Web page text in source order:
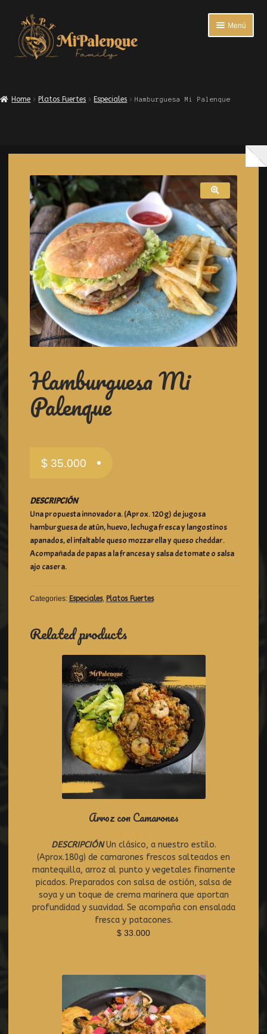
Menú
ACOMPAÑANTES
ENCUESTA DE SATISFACCIÓN
Home Platos Fuertes Especiales Hamburguesa Mi Palenque
Hamburguesa Mi
Palenque
$ 35.000
DESCRIPCIÓN
Una propuesta innovadora. (Aprox. 120g) de jugosa
hamburguesa de atún, huevo, lechuga fresca y langostinos
apanados, el infaltable queso mozzarella y queso cheddar.
Acompañada de papas a la francesa y salsa de tomate o salsa
ajo casera.
Categories: Especiales, Platos Fuertes
Related products
Arroz con Camarones
R
a
t
e
u
DESCRIPCIÓNUn clásico, a nuestro estilo.
(Aprox.180g) de camarones frescos salteados en
mantequilla, arroz al punto y vegetales finamente
picados. Preparados con salsa de ostión, salsa de
soya y un toque de crema marinera que aportan
profundidad y suavidad. Se acompaña con ensalada
fresca y patacones.
$ 33.000